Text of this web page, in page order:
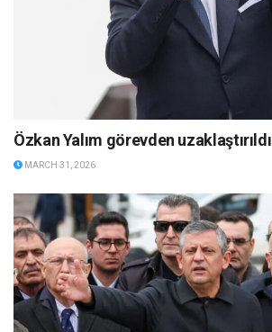
Özkan Yalım görevden uzaklaştırıldı
MARCH 31, 2026